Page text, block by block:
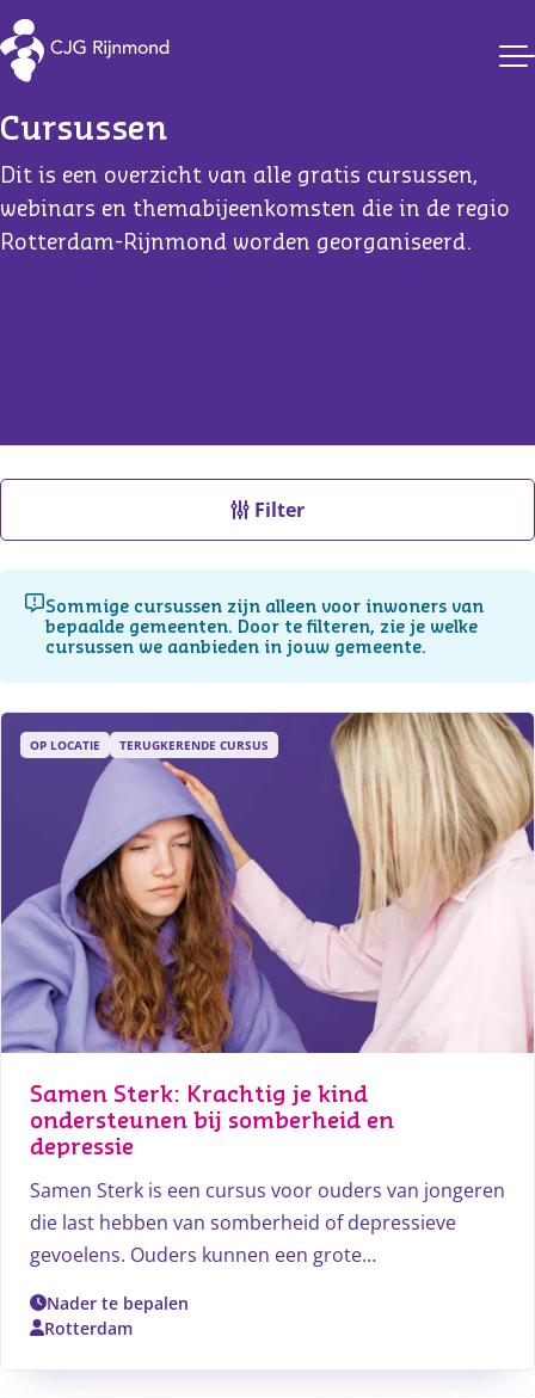
CJG Rijnmond
Cursussen
Dit is een overzicht van alle gratis cursussen,
webinars en themabijeenkomsten die in de regio
Rotterdam-Rijnmond worden georganiseerd.
Filter
Sommige cursussen zijn alleen voor inwoners van
bepaalde gemeenten. Door te filteren, zie je welke
cursussen we aanbieden in jouw gemeente.
OP LOCATIE TERUGKERENDE CURSUS
Samen Sterk: Krachtig je kind
ondersteunen bij somberheid en
depressie
Samen Sterk is een cursus voor ouders van jongeren
die last hebben van somberheid of depressieve
gevoelens. Ouders kunnen een grote
hebben vaak zelf behoefte aan contact met andere
Nader te bepalen
Rotterdam